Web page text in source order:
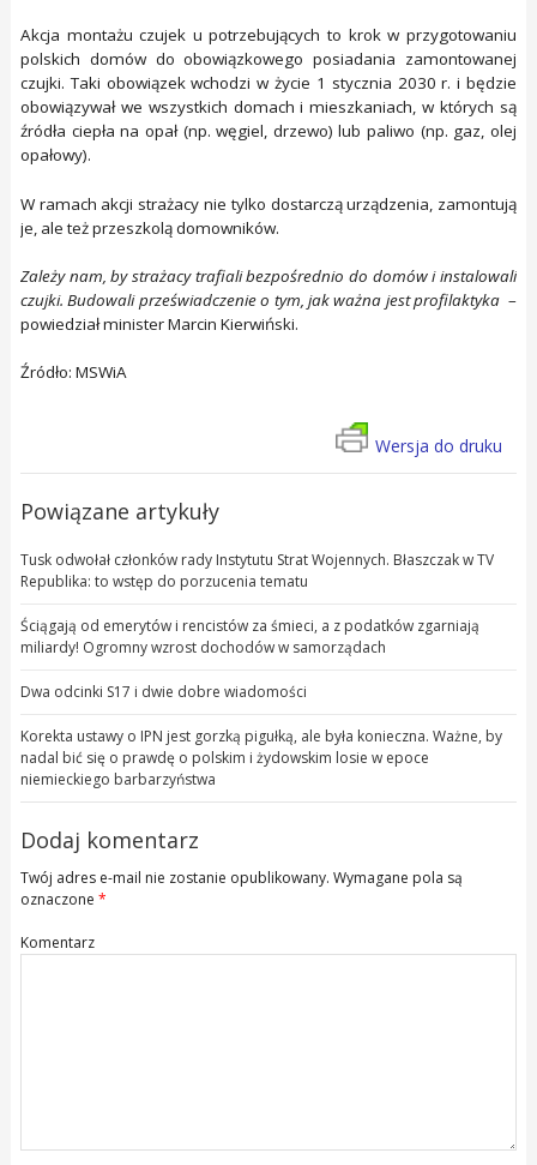
Akcja montażu czujek u potrzebujących to krok w przygotowaniu
polskich domów do obowiązkowego posiadania zamontowanej
czujki. Taki obowiązek wchodzi w życie 1 stycznia 2030 r. i będzie
obowiązywał we wszystkich domach i mieszkaniach, w których są
źródła ciepła na opał (np. węgiel, drzewo) lub paliwo (np. gaz, olej
opałowy).
W ramach akcji strażacy nie tylko dostarczą urządzenia, zamontują
je, ale też przeszkolą domowników.
Zależy nam, by strażacy trafiali bezpośrednio do domów i instalowali
czujki. Budowali przeświadczenie o tym, jak ważna jest profilaktyka –
powiedział minister Marcin Kierwiński.
Źródło: MSWiA
Wersja do druku
Powiązane artykuły
Tusk odwołał członków rady Instytutu Strat Wojennych. Błaszczak w TV
Republika: to wstęp do porzucenia tematu
Ściągają od emerytów i rencistów za śmieci, a z podatków zgarniają
miliardy! Ogromny wzrost dochodów w samorządach
Dwa odcinki S17 i dwie dobre wiadomości
Korekta ustawy o IPN jest gorzką pigułką, ale była konieczna. Ważne, by
nadal bić się o prawdę o polskim i żydowskim losie w epoce
niemieckiego barbarzyństwa
Dodaj komentarz
Twój adres e-mail nie zostanie opublikowany. Wymagane pola są
oznaczone *
Komentarz